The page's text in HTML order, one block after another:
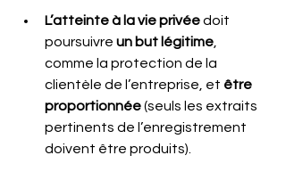
L’atteinte à la vie privée doit
poursuivre un but légitime
comme la protection de la
clientèle de l’entreprise, et être
proportionnée (seuls les extraits
pertinents de l’enregistrement
doivent être produits).